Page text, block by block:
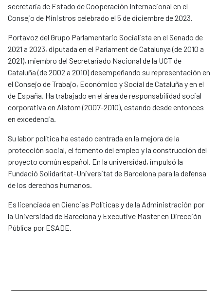
secretaria de Estado de Cooperación Internacional en el
Consejo de Ministros celebrado el 5 de diciembre de 2023.
Portavoz del Grupo Parlamentario Socialista en el Senado de
2021 a 2023, diputada en el Parlament de Catalunya (de 2010 a
2021), miembro del Secretariado Nacional de la UGT de
Cataluña (de 2002 a 2010) desempeñando su representación en
el Consejo de Trabajo, Económico y Social de Cataluña y en el
de España. Ha trabajado en el área de responsabilidad social
corporativa en Alstom (2007-2010), estando desde entonces
en excedencia.
Su labor política ha estado centrada en la mejora de la
protección social, el fomento del empleo y la construcción del
proyecto común español. En la universidad, impulsó la
Fundació Solidaritat-Universitat de Barcelona para la defensa
de los derechos humanos.
Es licenciada en Ciencias Políticas y de la Administración por
la Universidad de Barcelona y Executive Master en Dirección
Pública por ESADE.